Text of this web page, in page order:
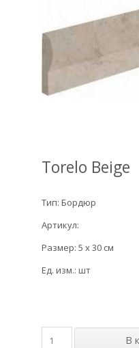
Torelo Beige
Тип: Бордюр
Артикул:
Размер: 5 x 30 см
Ед. изм.: шт